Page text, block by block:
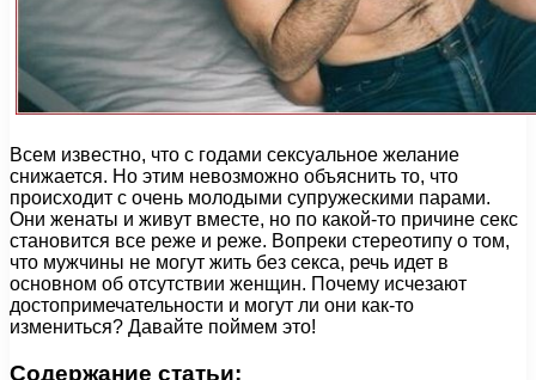
Всем известно, что с годами сексуальное желание
снижается. Но этим невозможно объяснить то, что
происходит с очень молодыми супружескими парами.
Они женаты и живут вместе, но по какой-то причине секс
становится все реже и реже. Вопреки стереотипу о том,
что мужчины не могут жить без секса, речь идет в
основном об отсутствии женщин. Почему исчезают
достопримечательности и могут ли они как-то
измениться? Давайте поймем это!
Содержание статьи: